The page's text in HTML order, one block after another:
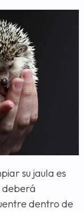
su jaula es
deberá
dentro de